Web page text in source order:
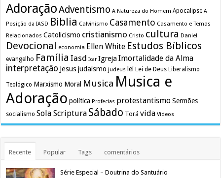
AdoraçãoAdventismo A Natureza do Homem Apocalipse A
Posição da IASD Biblia Calvinismo Casamento Casamento e Temas
Relacionados Catolicismo cristianismo Cristo cultura Daniel
Devocional economia Ellen White Estudos Bíblicos
evangelho Família Iasd Icar Igreja Imortalidade da Alma
interpretação Jesusjudaismo judeus lei Lei de Deus Liberalismo
Teológico Marxismo Moral Musica Musica e
Adoração política Profecias protestantismo Sermões
socialismo Sola Scriptura Sábado Torá vida Videos
Recente Popular Tags comentários
Série Especial – Doutrina do Santuário